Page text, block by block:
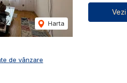
Harta
de vânzare